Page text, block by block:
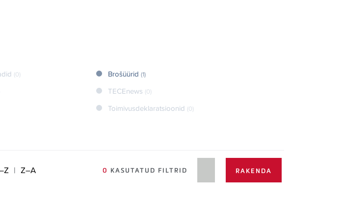
(0) Brošüürid (1)
TECEnews (0)
Toimivusdeklaratsioonid (0)
| Z–A 0 KASUTATUD FILTRID